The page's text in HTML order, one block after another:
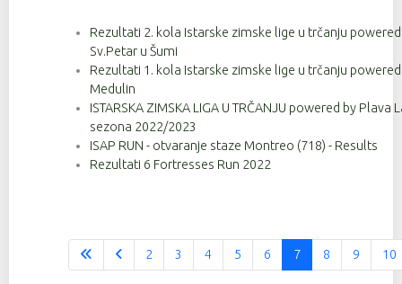
Rezultati 2. kola Istarske zimske lige u trčanju
Sv.Petar u Šumi
Rezultati 1. kola Istarske zimske lige u trčanju
Medulin
ISTARSKA ZIMSKA LIGA U TRČANJU powered by Plava
sezona 2022/2023
ISAP RUN - otvaranje staze Montreo (718) - Results
Rezultati 6 Fortresses Run 2022
2 3 4 5 6 7 8 9 10